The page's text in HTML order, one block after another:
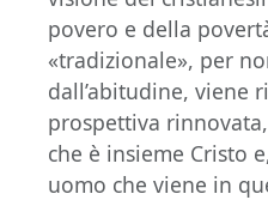
povero e della
«tradizionale», per
dall’abitudine, viene
prospettiva
che è insieme Cristo
uomo che viene in